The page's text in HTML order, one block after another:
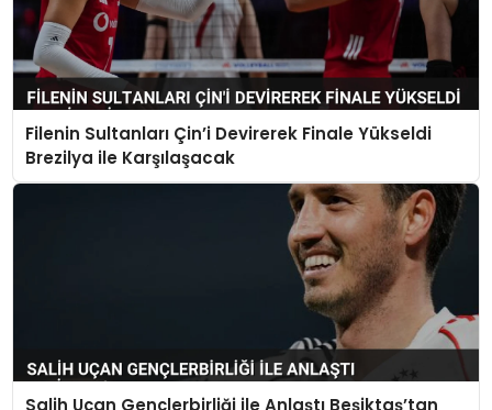
Filenin Sultanları Çin’i Devirerek Finale Yükseldi
Brezilya ile Karşılaşacak
Salih Uçan Gençlerbirliği ile Anlaştı Beşiktaş’tan